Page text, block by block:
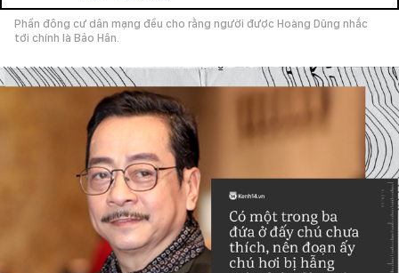
Phần đông cư dân mạng đều cho rằng người được Hoàng Dũng nhắc
tới chính là Bảo Hân.